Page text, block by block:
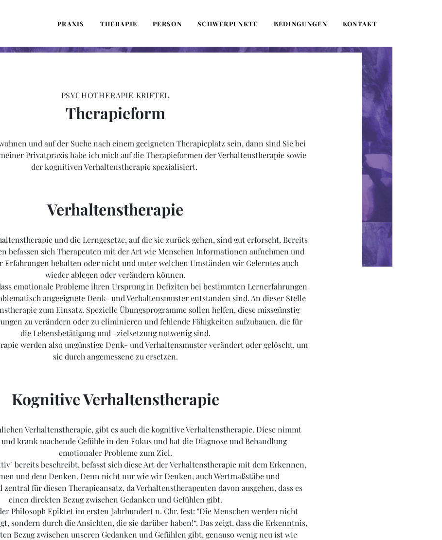
PRAXIS THERAPIE PERSON SCHWERPUNKTE BEDINGUNGEN KONTAKT
PSYCHOTHERAPIE KRIFTEL
Therapieform
und auf der Suche nach einem geeigneten Therapieplatz sein, dann sind Sie bei
Privatpraxis habe ich mich auf die Therapieformen der Verhaltenstherapie sowie
der kognitiven Verhaltenstherapie spezialisiert.
Verhaltenstherapie
und die Lerngesetze, auf die sie zurück gehen, sind gut erforscht. Bereits
befassen sich Therapeuten mit der Art wie Menschen Informationen aufnehmen und
Erfahrungen behalten oder nicht und unter welchen Umständen wir Gelerntes auch
wieder ablegen oder verändern können.
emotionale Probleme ihren Ursprung in Defiziten bei bestimmten Lernerfahrungen
angeeignete Denk- und Verhaltensmuster entstanden sind. An dieser Stelle
zum Einsatz. Spezielle Übungsprogramme sollen helfen, diese missgünstig
zu verändern oder zu eliminieren und fehlende Fähigkeiten aufzubauen, die für
die Lebensbetätigung und -zielsetzung notwenig sind.
werden also ungünstige Denk- und Verhaltensmuster verändert oder gelöscht, um
sie durch angemessene zu ersetzen.
Kognitive Verhaltenstherapie
Verhaltenstherapie, gibt es auch die kognitive Verhaltenstherapie. Diese nimmt
und krank machende Gefühle in den Fokus und hat die Diagnose und Behandlung
emotionaler Probleme zum Ziel.
bereits beschreibt, befasst sich diese Art der Verhaltenstherapie mit dem Erkennen,
und dem Denken. Denn nicht nur wie wir Denken, auch Wertmaßstäbe und
zentral für diesen Therapieansatz, da Verhaltenstherapeuten davon ausgehen, dass es
einen direkten Bezug zwischen Gedanken und Gefühlen gibt.
Philosoph Epiktet im ersten Jahrhundert n. Chr. fest: "Die Menschen werden nicht
sondern durch die Ansichten, die sie darüber haben!“. Das zeigt, dass die Erkenntnis,
Bezug zwischen unseren Gedanken und Gefühlen gibt, genauso wenig neu ist wie